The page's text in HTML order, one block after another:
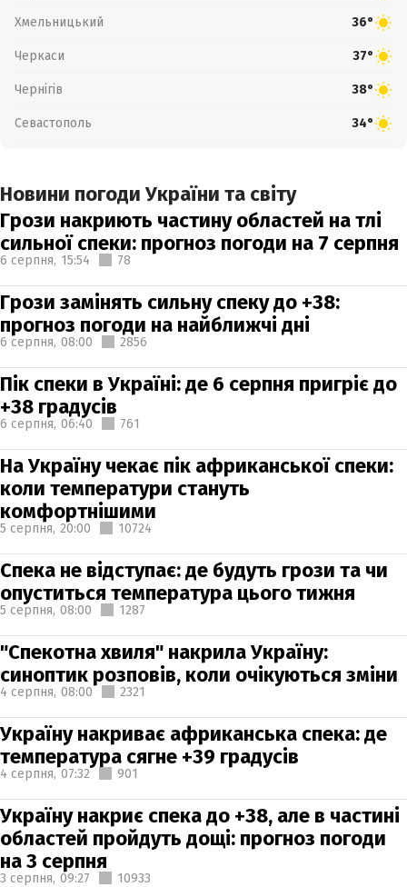
Хмельницький 36°
Черкаси 37°
Чернігів 38°
Севастополь 34°
Новини погоди України та світу
Грози накриють частину областей на тлі
сильної спеки: прогноз погоди на 7 серпня
6 серпня, 15:54 78
Грози замінять сильну спеку до +38:
прогноз погоди на найближчі дні
6 серпня, 08:00 2856
Пік спеки в Україні: де 6 серпня пригріє до
+38 градусів
6 серпня, 06:40 761
На Україну чекає пік африканської спеки:
коли температури стануть
комфортнішими
5 серпня, 20:00 10724
Спека не відступає: де будуть грози та чи
опуститься температура цього тижня
5 серпня, 08:00 1287
"Спекотна хвиля" накрила Україну:
синоптик розповів, коли очікуються зміни
4 серпня, 08:00 2321
Україну накриває африканська спека: де
температура сягне +39 градусів
4 серпня, 07:32 901
Україну накриє спека до +38, але в частині
областей пройдуть дощі: прогноз погоди
на 3 серпня
3 серпня, 09:27 10933